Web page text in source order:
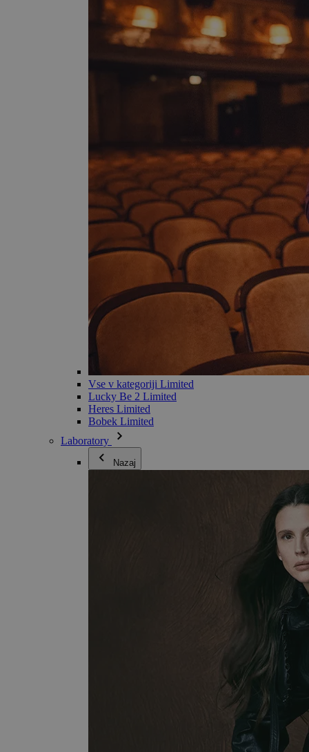
Vse v kategoriji Limited
Lucky Be 2 Limited
Heres Limited
Bobek Limited
Laboratory
Nazaj